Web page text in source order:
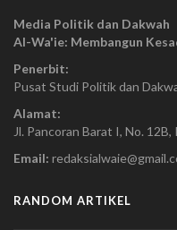
Media Politik dan Dakwah
Al-Wa'ie: Membangun
Penerbit:
Pusat Studi Politik dan
Alamat:
Jl. Pancoran Barat I, No.
Email:
RANDOM ARTIKEL